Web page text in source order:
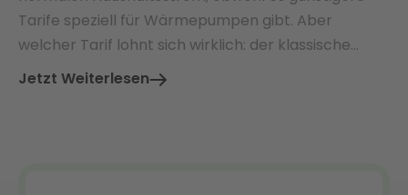
Tarife speziell für Wärmepumpen gibt. Aber
welcher Tarif lohnt sich wirklich: der klassische
Wärmepumpentarif oder ein moderner
Jetzt Weiterlesen